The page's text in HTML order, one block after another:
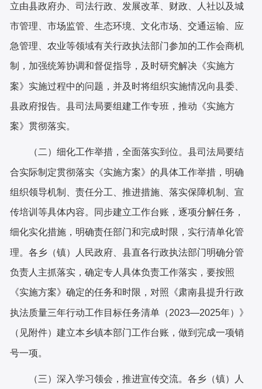
立由县政府办、司法行政、发展改革、财政、人社以及城
市管理、市场监管、生态环境、文化市场、交通运输、应
急管理、农业等领域有关行政执法部门参加的工作会商机
制，加强统筹协调和督促指导，及时研究解决《实施方
案》实施过程中的问题，并及时将组织实施情况向县委、
县政府报告。县司法局要组建工作专班，推动《实施方
案》贯彻落实。
（二）细化工作举措，全面落实到位。县司法局要结
合实际制定贯彻落实《实施方案》的具体工作举措，明确
组织领导机制、责任分工、推进措施、落实保障机制、宣
传培训等具体内容。同步建立工作台账，逐项分解任务，
细化实化措施，明确责任部门和完成时限，实行清单化管
理。各乡（镇）人民政府、县直各行政执法部门明确分管
负责人主抓落实，确定专人具体负责工作落实，要按照
《实施方案》确定的任务和时限，对照《肃南县提升行政
执法质量三年行动工作目标任务清单（2023—2025年）》
（ 见附件）建立本乡镇本部门工作台账，做到完成一项销
号一项。
（三）深入学习领会，推进宣传交流。各乡（镇）人